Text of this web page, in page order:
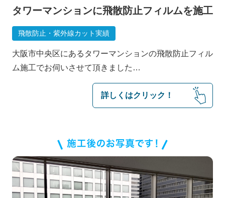
タワーマンションに飛散防止フィルムを施工
飛散防止・紫外線カット実績
大阪市中央区にあるタワーマンションの飛散防止フィル
ム施工でお伺いさせて頂きました…
詳しくはクリック！